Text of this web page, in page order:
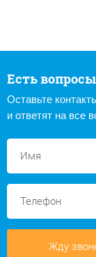
Есть
Оставьте
и ответят на все
Жду